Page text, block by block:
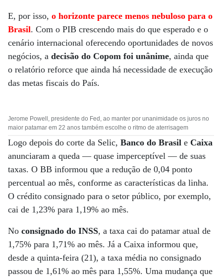
E, por isso, o horizonte parece menos nebuloso para o
Brasil. Com o PIB crescendo mais do que esperado e o
cenário internacional oferecendo oportunidades de novos
negócios, a decisão do Copom foi unânime, ainda que
o relatório reforce que ainda há necessidade de execução
das metas fiscais do País.
Jerome Powell, presidente do Fed, ao manter por unanimidade os juros no
maior patamar em 22 anos também escolhe o ritmo de aterrisagem
Logo depois do corte da Selic, Banco do Brasil e Caixa
anunciaram a queda ­— quase imperceptível — de suas
taxas. O BB informou que a redução de 0,04 ponto
percentual ao mês, conforme as características da linha.
O crédito consignado para o setor público, por exemplo,
cai de 1,23% para 1,19% ao mês.
No consignado do INSS, a taxa cai do patamar atual de
1,75% para 1,71% ao mês. Já a Caixa informou que,
desde a quinta-feira (21), a taxa média no consignado
passou de 1,61% ao mês para 1,55%. Uma mudança que